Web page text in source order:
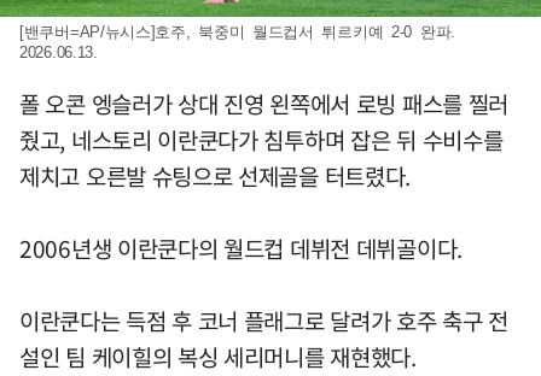
[밴쿠버=AP/뉴시스]호주, 북중미 월드컵서 튀르키예 2-0 완파.
2026.06.13.
폴 오콘 엥슬러가 상대 진영 왼쪽에서 로빙 패스를 찔러
줬고, 네스토리 이란쿤다가 침투하며 잡은 뒤 수비수를
제치고 오른발 슈팅으로 선제골을 터트렸다.
2006년생 이란쿤다의 월드컵 데뷔전 데뷔골이다.
이란쿤다는 득점 후 코너 플래그로 달려가 호주 축구 전
설인 팀 케이힐의 복싱 세리머니를 재현했다.